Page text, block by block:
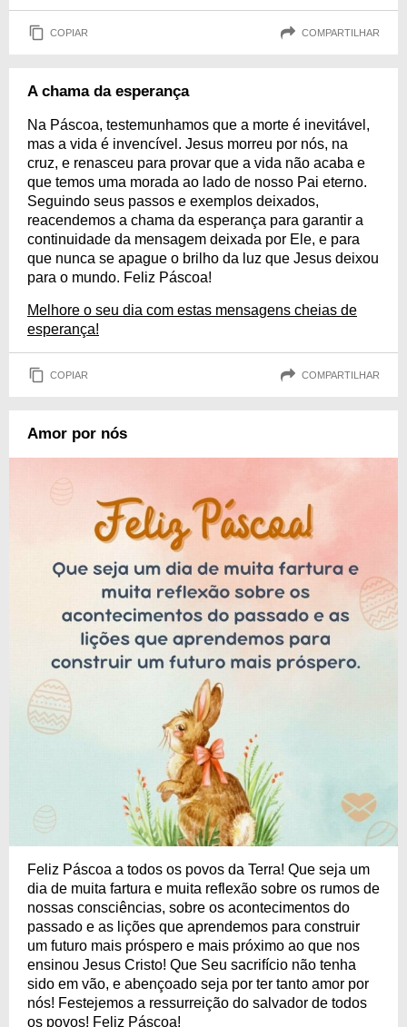
COPIAR COMPARTILHAR
A chama da esperança
Na Páscoa, testemunhamos que a morte é inevitável,
mas a vida é invencível. Jesus morreu por nós, na
cruz, e renasceu para provar que a vida não acaba e
que temos uma morada ao lado de nosso Pai eterno.
Seguindo seus passos e exemplos deixados,
reacendemos a chama da esperança para garantir a
continuidade da mensagem deixada por Ele, e para
que nunca se apague o brilho da luz que Jesus deixou
para o mundo. Feliz Páscoa!
Melhore o seu dia com estas mensagens cheias de
esperança!
COPIAR COMPARTILHAR
Amor por nós
Feliz Páscoa a todos os povos da Terra! Que seja um
dia de muita fartura e muita reflexão sobre os rumos de
nossas consciências, sobre os acontecimentos do
passado e as lições que aprendemos para construir
um futuro mais próspero e mais próximo ao que nos
ensinou Jesus Cristo! Que Seu sacrifício não tenha
sido em vão, e abençoado seja por ter tanto amor por
nós! Festejemos a ressurreição do salvador de todos
os povos! Feliz Páscoa!